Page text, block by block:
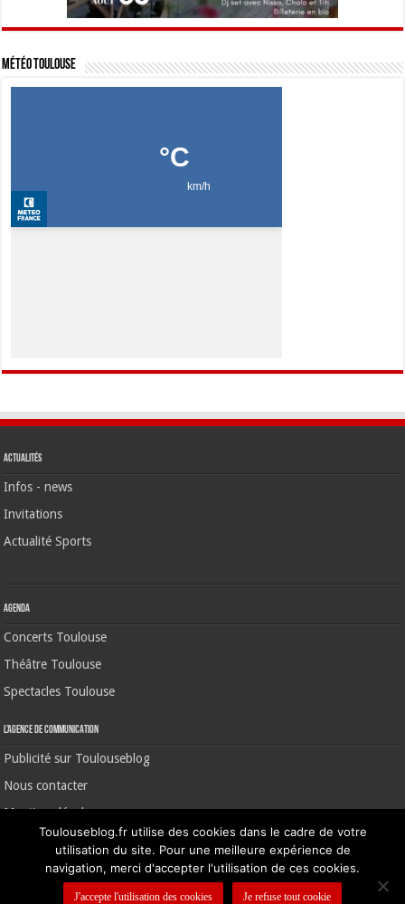
Météo Toulouse
Actualités
Infos - news
Invitations
Actualité Sports
Agenda
Concerts Toulouse
Théâtre Toulouse
Spectacles Toulouse
L’agence de communication
Publicité sur Toulouseblog
Nous contacter
Mentions légales
©2006-2026 Toulouse Blog | CNIL N° 1391640
Toulouseblog.fr utilise des cookies dans le cadre de votre
utilisation du site. Pour une meilleure expérience de
navigation, merci d'accepter l'utilisation de ces cookies.
J'accepte l'utilisation des cookies Je refuse tout cookie